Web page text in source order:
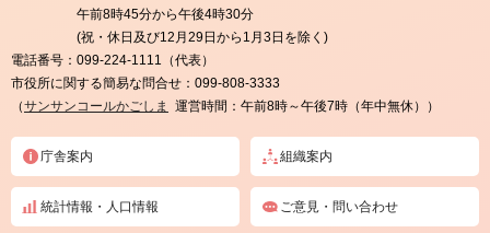
午前8時45分から午後4時30分
(祝・休日及び12月29日から1月3日を除く)
電話番号： 099-224-1111（代表）
市役所に関する簡易な問合せ： 099-808-3333
（サンサンコールかごしま 運営時間：午前8時～午後7時（年中無休））
庁舎案内 組織案内
統計情報・人口情報 ご意見・問い合わせ